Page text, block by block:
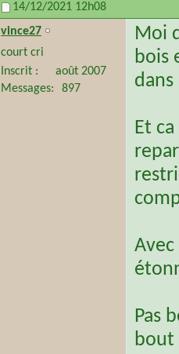
14/12/2021 12h08
vince27
court cri
Inscrit
août 2007
Messages
897
Moi
bois
Et
Pas
bout